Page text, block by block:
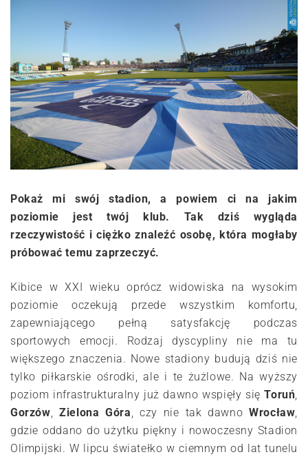
Pokaż mi swój stadion, a powiem ci na jakim
poziomie jest twój klub. Tak dziś wygląda
rzeczywistość i ciężko znaleźć osobę, która mogłaby
próbować temu zaprzeczyć.
Kibice w XXI wieku oprócz widowiska na wysokim
poziomie oczekują przede wszystkim komfortu,
zapewniającego pełną satysfakcję podczas
sportowych emocji. Rodzaj dyscypliny nie ma tu
większego znaczenia. Nowe stadiony budują dziś nie
tylko piłkarskie ośrodki, ale i te żużlowe. Na wyższy
poziom infrastrukturalny już dawno wspięły sięToruń,
Gorzów,Zielona Góra, czy nie tak dawnoWrocław,
gdzie oddano do użytku piękny i nowoczesny Stadion
Olimpijski. W lipcu światełko w ciemnym od lat tunelu